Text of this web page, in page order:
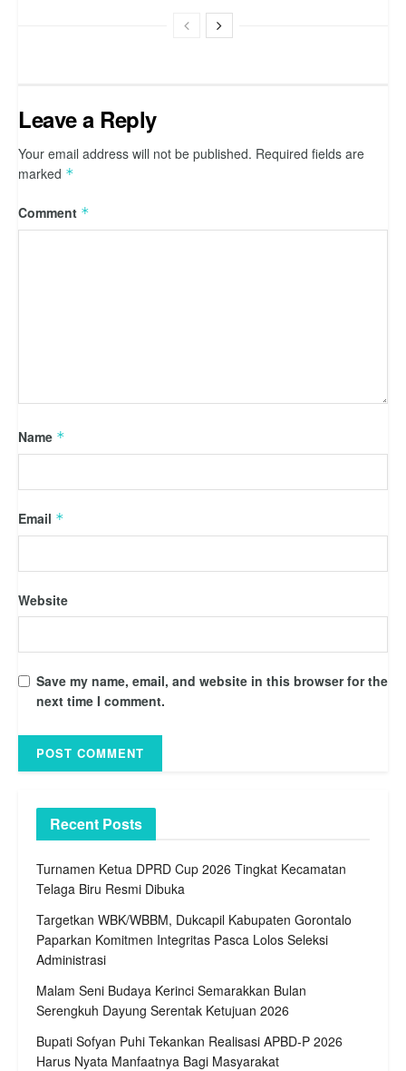
Leave a Reply
Your email address will not be published. Required fields are
marked *
Comment *
Name *
Email *
Website
Save my name, email, and website in this browser for the
next time I comment.
Recent Posts
Turnamen Ketua DPRD Cup 2026 Tingkat Kecamatan
Telaga Biru Resmi Dibuka
Targetkan WBK/WBBM, Dukcapil Kabupaten Gorontalo
Paparkan Komitmen Integritas Pasca Lolos Seleksi
Administrasi
Malam Seni Budaya Kerinci Semarakkan Bulan
Serengkuh Dayung Serentak Ketujuan 2026
Bupati Sofyan Puhi Tekankan Realisasi APBD-P 2026
Harus Nyata Manfaatnya Bagi Masyarakat